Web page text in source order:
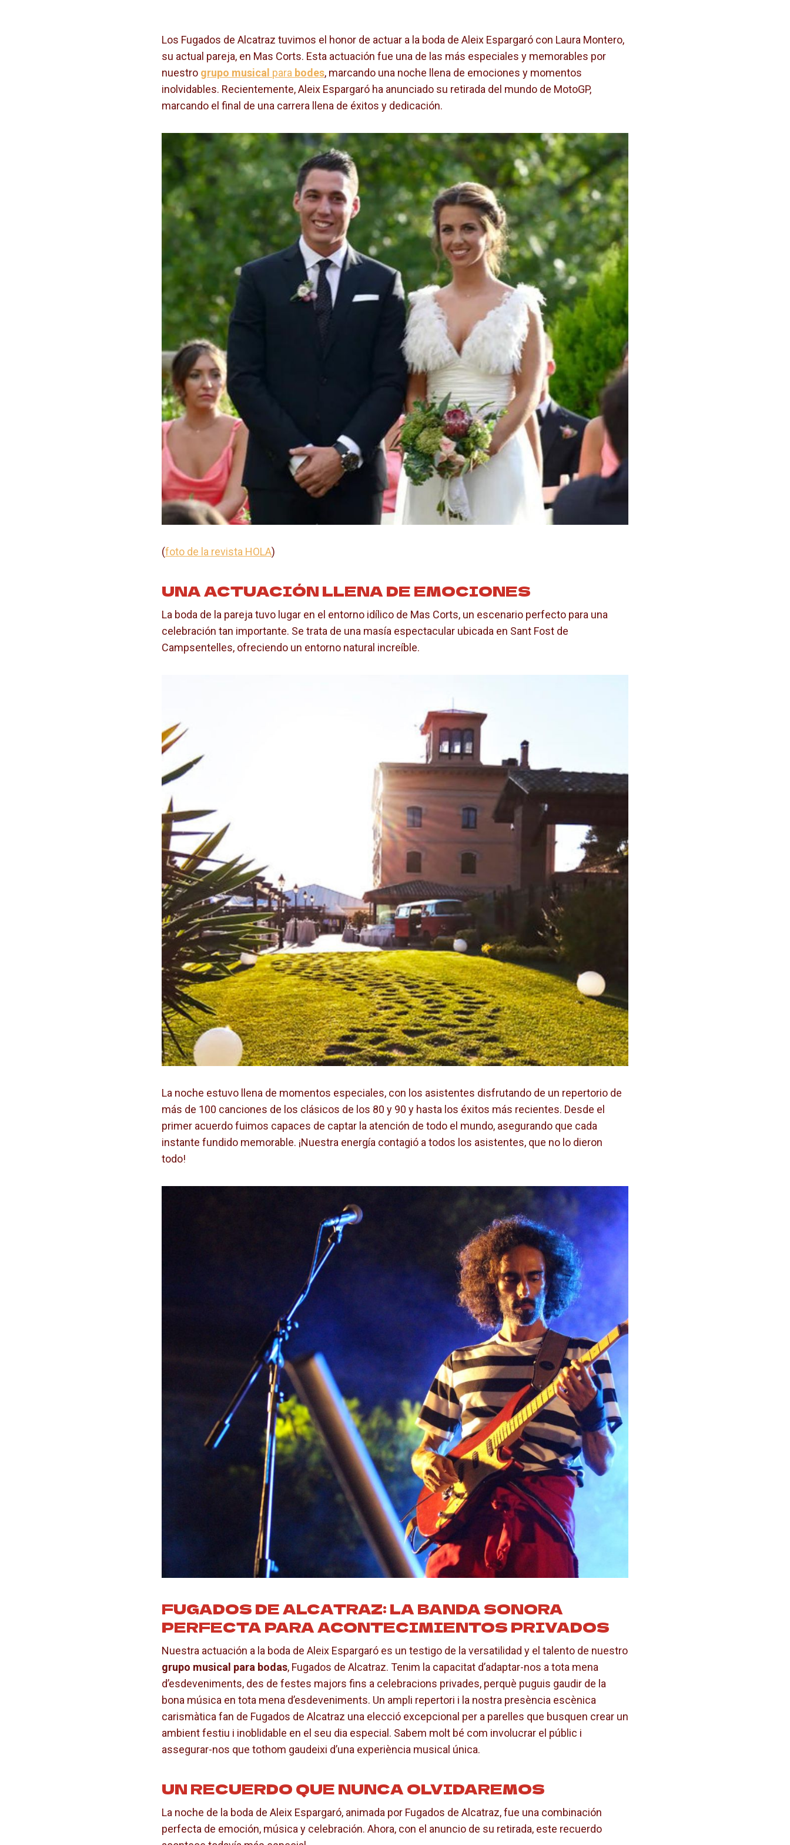
Los Fugados de Alcatraz tuvimos el honor de actuar a la boda de Aleix Espargaró con Laura Montero,
su actual pareja, en Mas Corts. Esta actuación fue una de las más especiales y memorables por
nuestro grupo musical para bodes, marcando una noche llena de emociones y momentos
inolvidables. Recientemente, Aleix Espargaró ha anunciado su retirada del mundo de MotoGP,
marcando el final de una carrera llena de éxitos y dedicación.
(foto de la revista HOLA)
UNA ACTUACIÓN LLENA DE EMOCIONES
La boda de la pareja tuvo lugar en el entorno idílico de Mas Corts, un escenario perfecto para una
celebración tan importante. Se trata de una masía espectacular ubicada en Sant Fost de
Campsentelles, ofreciendo un entorno natural increíble.
La noche estuvo llena de momentos especiales, con los asistentes disfrutando de un repertorio de
más de 100 canciones de los clásicos de los 80 y 90 y hasta los éxitos más recientes. Desde el
primer acuerdo fuimos capaces de captar la atención de todo el mundo, asegurando que cada
instante fundido memorable. ¡Nuestra energía contagió a todos los asistentes, que no lo dieron
todo!
FUGADOS DE ALCATRAZ: LA BANDA SONORA
PERFECTA PARA ACONTECIMIENTOS PRIVADOS
Nuestra actuación a la boda de Aleix Espargaró es un testigo de la versatilidad y el talento de nuestro
grupo musical para bodas, Fugados de Alcatraz. Tenim la capacitat d’adaptar-nos a tota mena
d’esdeveniments, des de festes majors fins a celebracions privades, perquè puguis gaudir de la
bona música en tota mena d’esdeveniments. Un ampli repertori i la nostra presència escènica
carismàtica fan de Fugados de Alcatraz una elecció excepcional per a parelles que busquen crear un
ambient festiu i inoblidable en el seu dia especial. Sabem molt bé com involucrar el públic i
assegurar-nos que tothom gaudeixi d’una experiència musical única.
UN RECUERDO QUE NUNCA OLVIDAREMOS
La noche de la boda de Aleix Espargaró, animada por Fugados de Alcatraz, fue una combinación
perfecta de emoción, música y celebración. Ahora, con el anuncio de su retirada, este recuerdo